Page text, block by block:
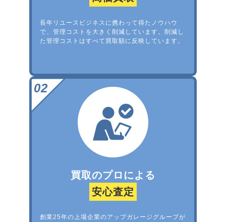
長年リユースビジネスに携わって得たノウハウ
で、管理コストを大きく削減しています。削減し
た管理コストはすべて買取額に反映しています。
買取のプロによる
安心査定
創業25年の上場企業のアップガレージグループが